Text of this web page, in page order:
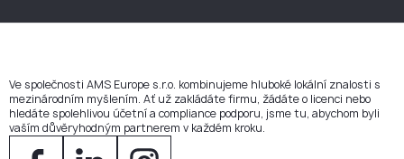
Ve společnosti AMS Europe s.r.o. kombinujeme hluboké lokální znalosti s
mezinárodním myšlením. Ať už zakládáte firmu, žádáte o licenci nebo
hledáte spolehlivou účetní a compliance podporu, jsme tu, abychom byli
vaším důvěryhodným partnerem v každém kroku.